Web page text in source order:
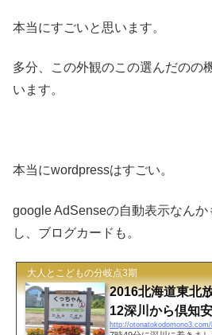
本当にすごいと思います。
多分、この外観のこの選んだのの
います。
本当にwordpressはすごい。
google AdSenseの自動表示なんか
し、ブログカードも。
大人とこどもの分岐点3期
2016北海道東北
12深川から倶知